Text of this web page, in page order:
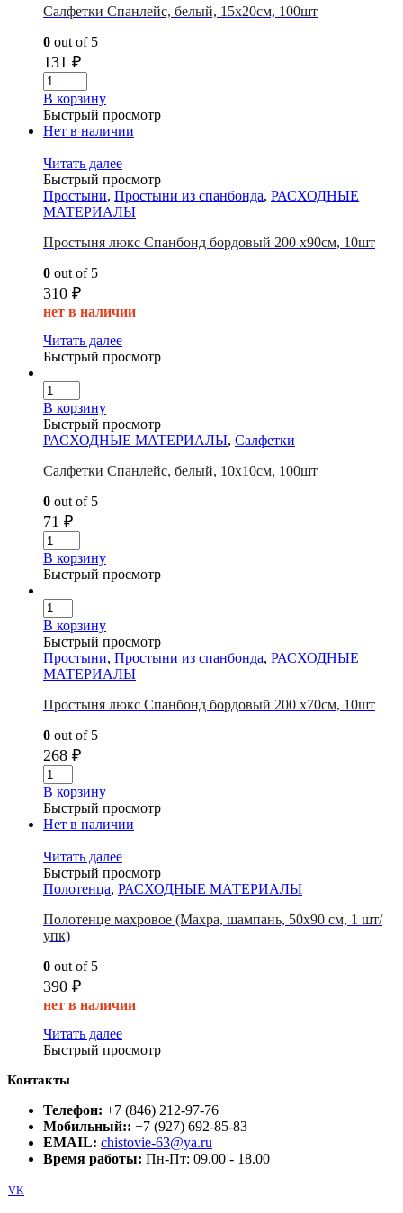
Салфетки Спанлейс, белый, 15х20см, 100шт
0 out of 5
131 ₽
В корзину
Быстрый просмотр
Нет в наличии
Читать далее
Быстрый просмотр
Простыни, Простыни из спанбонда, РАСХОДНЫЕ
МАТЕРИАЛЫ
Простыня люкс Спанбонд бордовый 200 х90см, 10шт
0 out of 5
310 ₽
нет в наличии
Читать далее
Быстрый просмотр
В корзину
Быстрый просмотр
РАСХОДНЫЕ МАТЕРИАЛЫ, Салфетки
Салфетки Спанлейс, белый, 10х10см, 100шт
0 out of 5
71 ₽
В корзину
Быстрый просмотр
В корзину
Быстрый просмотр
Простыни, Простыни из спанбонда, РАСХОДНЫЕ
МАТЕРИАЛЫ
Простыня люкс Спанбонд бордовый 200 х70см, 10шт
0 out of 5
268 ₽
В корзину
Быстрый просмотр
Нет в наличии
Читать далее
Быстрый просмотр
Полотенца, РАСХОДНЫЕ МАТЕРИАЛЫ
Полотенце махровое (Махра, шампань, 50х90 см, 1 шт/
упк)
0 out of 5
390 ₽
нет в наличии
Читать далее
Быстрый просмотр
Контакты
Телефон: +7 (846) 212-97-76
Мобильный:: +7 (927) 692-85-83
EMAIL: chistovie-63@ya.ru
Время работы: Пн-Пт: 09.00 - 18.00
VK